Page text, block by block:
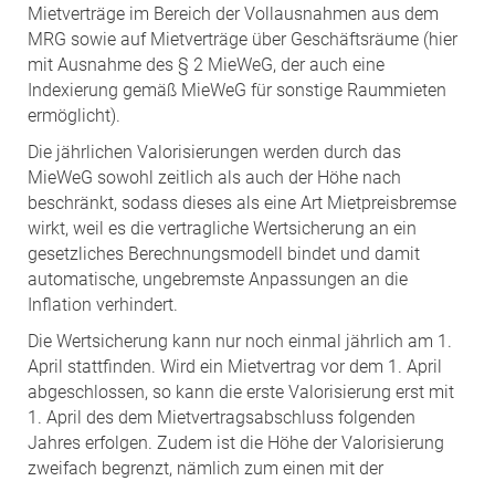
Mietverträge im Bereich der Vollausnahmen aus dem
MRG sowie auf Mietverträge über Geschäftsräume (hier
mit Ausnahme des § 2 MieWeG, der auch eine
Indexierung gemäß MieWeG für sonstige Raummieten
ermöglicht).
Die jährlichen Valorisierungen werden durch das
MieWeG sowohl zeitlich als auch der Höhe nach
beschränkt, sodass dieses als eine Art Mietpreisbremse
wirkt, weil es die vertragliche Wertsicherung an ein
gesetzliches Berechnungsmodell bindet und damit
automatische, ungebremste Anpassungen an die
Inflation verhindert.
Die Wertsicherung kann nur noch einmal jährlich am 1.
April stattfinden. Wird ein Mietvertrag vor dem 1. April
abgeschlossen, so kann die erste Valorisierung erst mit
1. April des dem Mietvertragsabschluss folgenden
Jahres erfolgen. Zudem ist die Höhe der Valorisierung
zweifach begrenzt, nämlich zum einen mit der